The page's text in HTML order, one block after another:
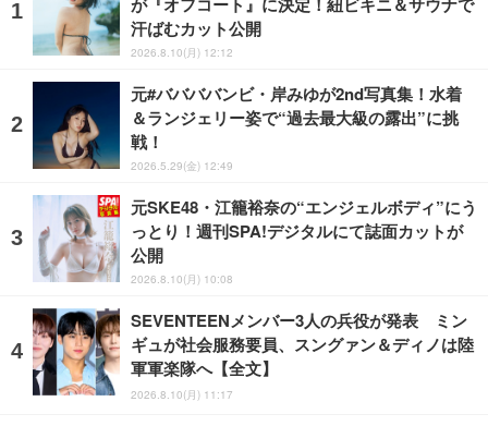
が『オフコート』に決定！紐ビキニ＆サウナで
汗ばむカット公開
2026.8.10(月) 12:12
元#ババババンビ・岸みゆが2nd写真集！水着
＆ランジェリー姿で“過去最大級の露出”に挑
戦！
2026.5.29(金) 12:49
元SKE48・江籠裕奈の“エンジェルボディ”にう
っとり！週刊SPA!デジタルにて誌面カットが
公開
2026.8.10(月) 10:08
SEVENTEENメンバー3人の兵役が発表 ミン
ギュが社会服務要員、スングァン＆ディノは陸
軍軍楽隊へ【全文】
2026.8.10(月) 11:17